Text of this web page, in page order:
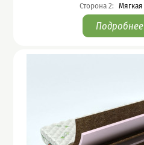
Сторона 2: Мягкая
Подробнее